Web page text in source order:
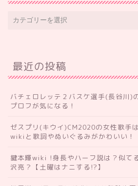
最近の投稿
バチェロレッテ２バスケ選手(長谷川)
プロフが気になる！
ゼスプリ(キウイ)CM2020の女性歌手
wikiと歌詞やぬいぐるみがかわいい！
鍵本輝wiki !身長やハーフ説は？似て
沢亮？【土曜はナニする!?】